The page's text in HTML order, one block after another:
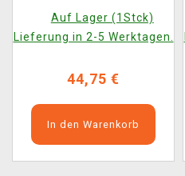
Legions - Reaver Titan
with Graviton
Annihilator
Auf Lager (1Stck)
Lieferung in 2-5 Werktagen.
44,75 €
In den Warenkorb